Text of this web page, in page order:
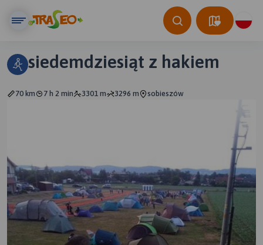
siedemdziesiąt z hakiem
70 km 7 h 2 min 3301 m 3296 m sobieszów